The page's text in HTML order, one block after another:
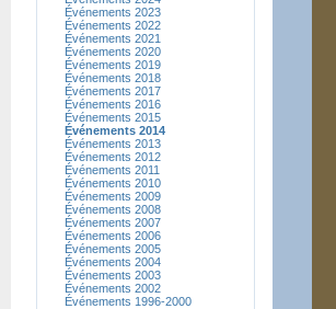
Événements 2023
Événements 2022
Événements 2021
Événements 2020
Événements 2019
Événements 2018
Événements 2017
Événements 2016
Événements 2015
Événements 2014
Événements 2013
Événements 2012
Événements 2011
Événements 2010
Événements 2009
Événements 2008
Événements 2007
Événements 2006
Événements 2005
Événements 2004
Événements 2003
Événements 2002
Événements 1996-2000